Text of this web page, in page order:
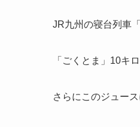
JR九州の寝台列車
「ごくとま」10キ
さらにこのジュー